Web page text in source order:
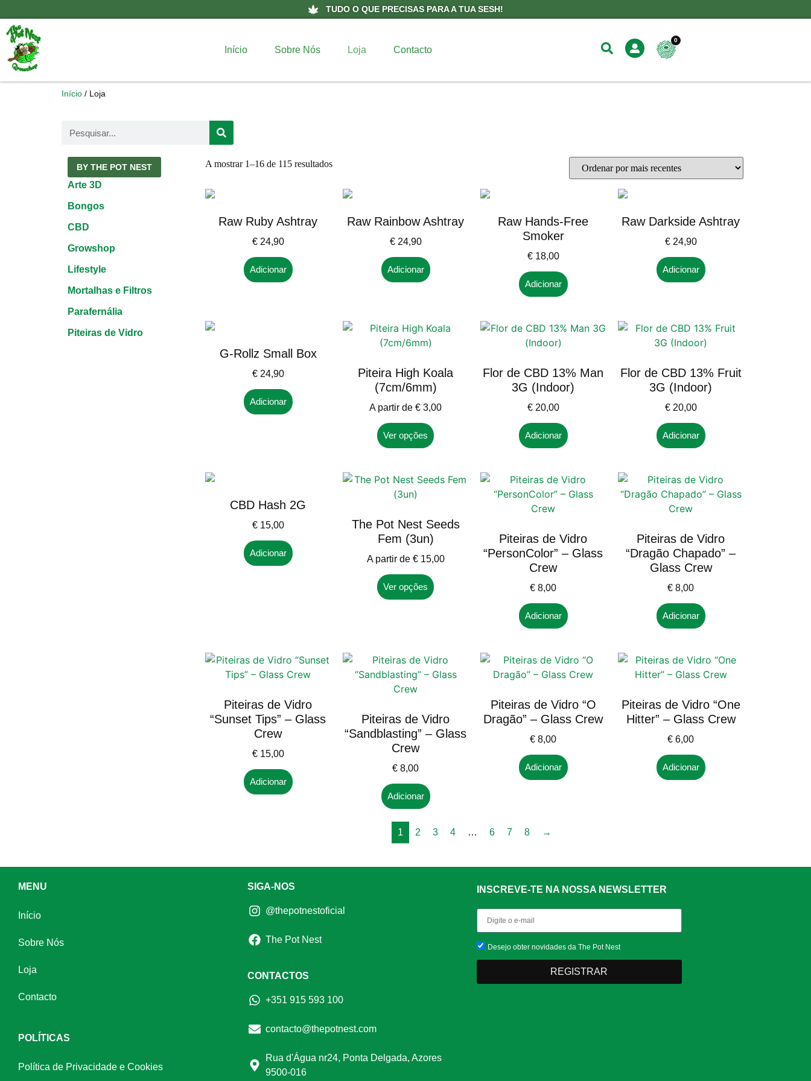
TUDO O QUE PRECISAS PARA A TUA SESH!
Início Sobre Nós Loja Contacto
0
Início / Loja
BY THE POT NEST
Arte 3D
Bongos
CBD
Growshop
Lifestyle
Mortalhas e Filtros
Parafernália
Piteiras de Vidro
A mostrar 1–16 de 115 resultados
Raw Ruby Ashtray
€24,90
Adicionar
Raw Rainbow Ashtray
€24,90
Adicionar
Raw Hands-Free
Smoker
€18,00
Adicionar
Raw Darkside Ashtray
€24,90
Adicionar
G-Rollz Small Box
€24,90
Adicionar
Piteira High Koala
(7cm/6mm)
A partir de € 3,00
Ver opções
Flor de CBD 13% Man
3G (Indoor)
€20,00
Adicionar
Flor de CBD 13% Fruit
3G (Indoor)
€20,00
Adicionar
CBD Hash 2G
€15,00
Adicionar
The Pot Nest Seeds
Fem (3un)
A partir de €15,00
Ver opções
Piteiras de Vidro
“PersonColor” – Glass
Crew
€ 8,00
Adicionar
Piteiras de Vidro
“Dragão Chapado” –
Glass Crew
€ 8,00
Adicionar
Piteiras de Vidro
“Sunset Tips” – Glass
Crew
€15,00
Adicionar
Piteiras de Vidro
“Sandblasting” – Glass
Crew
€ 8,00
Adicionar
Piteiras de Vidro “O
Dragão” – Glass Crew
€ 8,00
Adicionar
Piteiras de Vidro “One
Hitter” – Glass Crew
€ 6,00
Adicionar
1 2 3 4 … 6 7 8 →
MENU
Início
Sobre Nós
Loja
Contacto
POLÍTICAS
Política de Privacidade e Cookies
SIGA-NOS
@thepotnestoficial
The Pot Nest
CONTACTOS
+351 915 593 100
contacto@thepotnest.com
Rua d'Água nr24, Ponta Delgada, Azores
9500-016
INSCREVE-TE NA NOSSA NEWSLETTER
Desejo obter novidades da The Pot Nest
REGISTRAR